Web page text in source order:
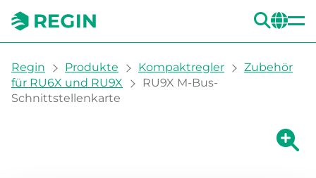
You are here:
Regin Produkte Kompaktregler
Zubehör
für RU6X und RU9X
RU9X M-Bus-
Schnittstellenkarte
Zeige